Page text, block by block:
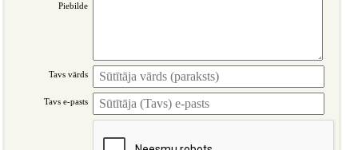
Piebilde
Tavs vārds
Tavs e-pasts